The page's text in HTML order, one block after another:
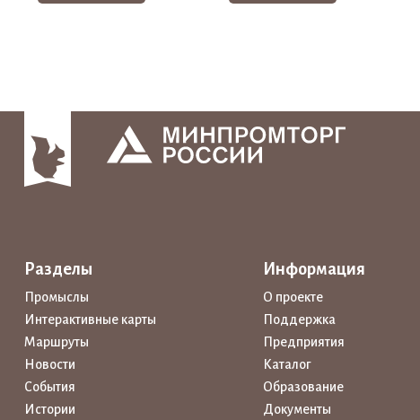
Разделы
Промыслы
Интерактивные карты
Маршруты
Новости
События
Истории
Информация
О проекте
Поддержка
Предприятия
Каталог
Образование
Документы